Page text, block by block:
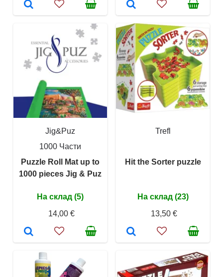
Jig&Puz
1000 Части
Puzzle Roll Mat up to
1000 pieces Jig & Puz
На склад (5)
14,00 €
Trefl
Hit the Sorter puzzle
На склад (23)
13,50 €